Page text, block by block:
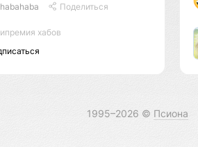
habahaba Поделиться
хабов
1995–2026 © Псиона